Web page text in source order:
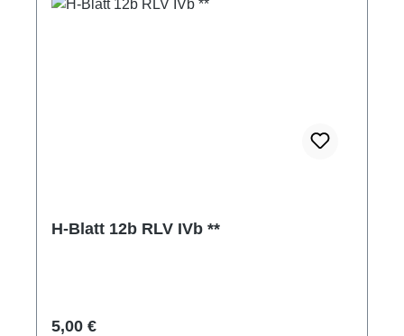
H-Blatt 12b RLV IVb **
Regulärer Preis:
5,00 €